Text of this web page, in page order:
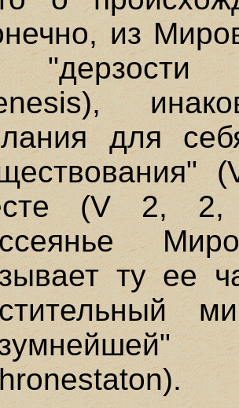
из
"дерзости
для
(V 2, 2,
ту ее